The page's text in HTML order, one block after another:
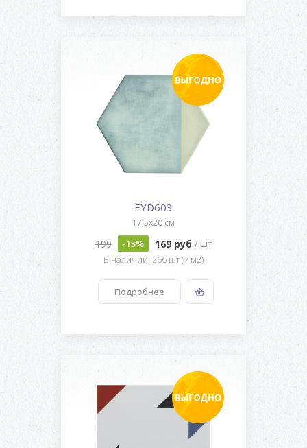
EYD603
17,5x20 см
199 -15% 169 руб / шт
В наличии: 266 шт (7 м2)
Подробнее